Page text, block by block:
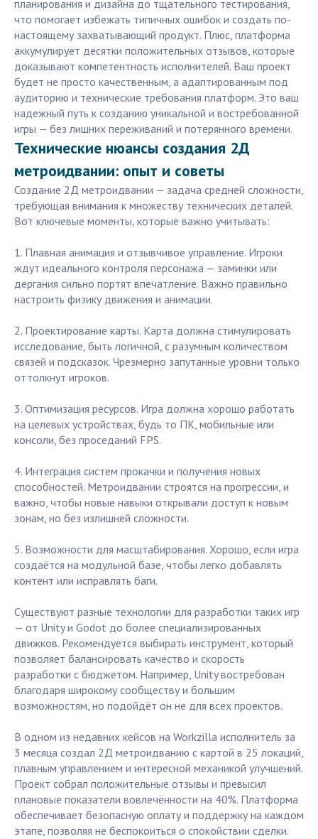
планирования и дизайна до тщательного тестирования,
что помогает избежать типичных ошибок и создать по-
настоящему захватывающий продукт. Плюс, платформа
аккумулирует десятки положительных отзывов, которые
доказывают компетентность исполнителей. Ваш проект
будет не просто качественным, а адаптированным под
аудиторию и технические требования платформ. Это ваш
надежный путь к созданию уникальной и востребованной
игры — без лишних переживаний и потерянного времени.
Технические нюансы создания 2Д
метроидвании: опыт и советы
Создание 2Д метроидвании — задача средней сложности,
требующая внимания к множеству технических деталей.
Вот ключевые моменты, которые важно учитывать:
1. Плавная анимация и отзывчивое управление. Игроки
ждут идеального контроля персонажа — заминки или
дергания сильно портят впечатление. Важно правильно
настроить физику движения и анимации.
2. Проектирование карты. Карта должна стимулировать
исследование, быть логичной, с разумным количеством
связей и подсказок. Чрезмерно запутанные уровни только
оттолкнут игроков.
3. Оптимизация ресурсов. Игра должна хорошо работать
на целевых устройствах, будь то ПК, мобильные или
консоли, без проседаний FPS.
4. Интеграция систем прокачки и получения новых
способностей. Метроидвании строятся на прогрессии, и
важно, чтобы новые навыки открывали доступ к новым
зонам, но без излишней сложности.
5. Возможности для масштабирования. Хорошо, если игра
создаётся на модульной базе, чтобы легко добавлять
контент или исправлять баги.
Существуют разные технологии для разработки таких игр
— от Unity и Godot до более специализированных
движков. Рекомендуется выбирать инструмент, который
позволяет балансировать качество и скорость
разработки с бюджетом. Например, Unity востребован
благодаря широкому сообществу и большим
возможностям, но подойдёт он не для всех проектов.
В одном из недавних кейсов на Workzilla исполнитель за
3 месяца создал 2Д метроидванию с картой в 25 локаций,
плавным управлением и интересной механикой улучшений.
Проект собрал положительные отзывы и превысил
плановые показатели вовлечённости на 40%. Платформа
обеспечивает безопасную оплату и поддержку на каждом
этапе, позволяя не беспокоиться о спокойствии сделки.